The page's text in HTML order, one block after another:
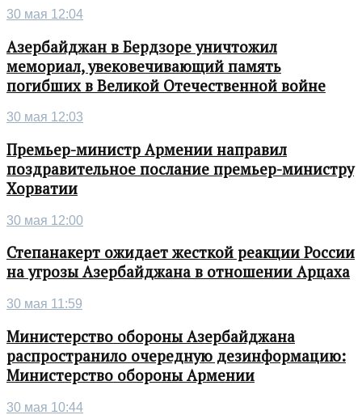
30 мая 12:04
Азербайджан в Бердзоре уничтожил
мемориал, увековечивающий память
погибших в Великой Отечественной войне
30 мая 12:03
Премьер-министр Армении направил
поздравительное послание премьер-министру
Хорватии
30 мая 12:00
Степанакерт ожидает жесткой реакции России
на угрозы Азербайджана в отношении Арцаха
30 мая 11:59
Министерство обороны Азербайджана
распространило очередную дезинформацию:
Министерство обороны Армении
30 мая 10:44